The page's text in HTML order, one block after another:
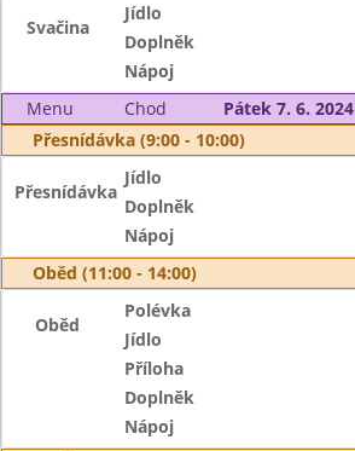
Svačina
Jídlo
Doplněk
Nápoj
Menu
Chod
Pátek 7. 6. 2024
Přesnídávka (9:00 - 10:00)
Přesnídávka
Jídlo
Doplněk
Nápoj
Oběd (11:00 - 14:00)
Oběd
Polévka
Jídlo
Příloha
Doplněk
Nápoj